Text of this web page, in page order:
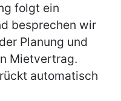
folgt ein
besprechen wir
Planung und
Mietvertrag.
automatisch